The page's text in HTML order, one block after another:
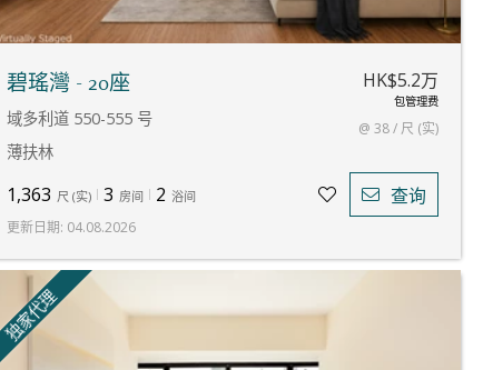
碧瑤灣 - 20座
域多利道 550-555 号
薄扶林
HK$5.2万
包管理费
@ 38 / 尺 (实)
1,363 尺 (实) 3 房间 2 浴间 查询
更新日期: 04.08.2026
独家代理